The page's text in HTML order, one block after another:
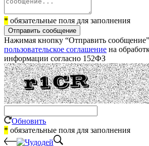
* обязательные поля для заполнения
Отправить сообщение
Нажимая кнопку “Отправить
пользовательское соглашение на
информации согласно 152ФЗ
Обновить
* обязательные поля для заполнения